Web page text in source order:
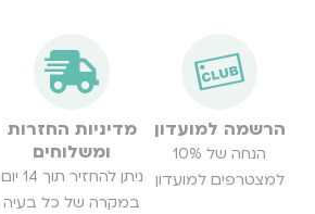
הרשמה למועדון
הנחה של 10%
למצטרפים למועדון
מדיניות החזרות
ומשלוחים
ניתן להחזיר תוך 14 יום
במקרה של כל בעיה